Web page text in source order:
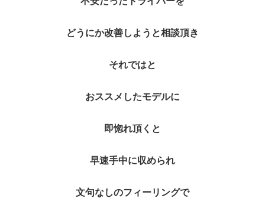
どうにか改善しようと相談頂き
それではと
おススメしたモデルに
即惚れ頂くと
早速手中に収められ
文句なしのフィーリングで